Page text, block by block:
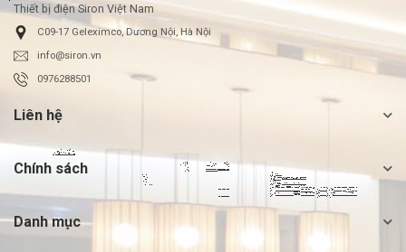
Thiết bị điện Siron Việt Nam
C09-17 Geleximco, Dương Nội, Hà Nội
info@siron.vn
0976288501
Liên hệ
Chính sách
Danh mục